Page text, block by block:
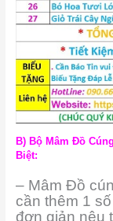
B) Bộ Mâm Đồ
Biệt:
– Mâm Đồ
cần thêm 1
đơn giản nêu